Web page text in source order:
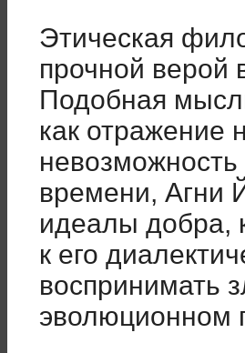
Этическая
прочной верой
Подобная
как отражение
невозможность
времени, Агни
идеалы добра,
к его
воспринимать
эволюционном